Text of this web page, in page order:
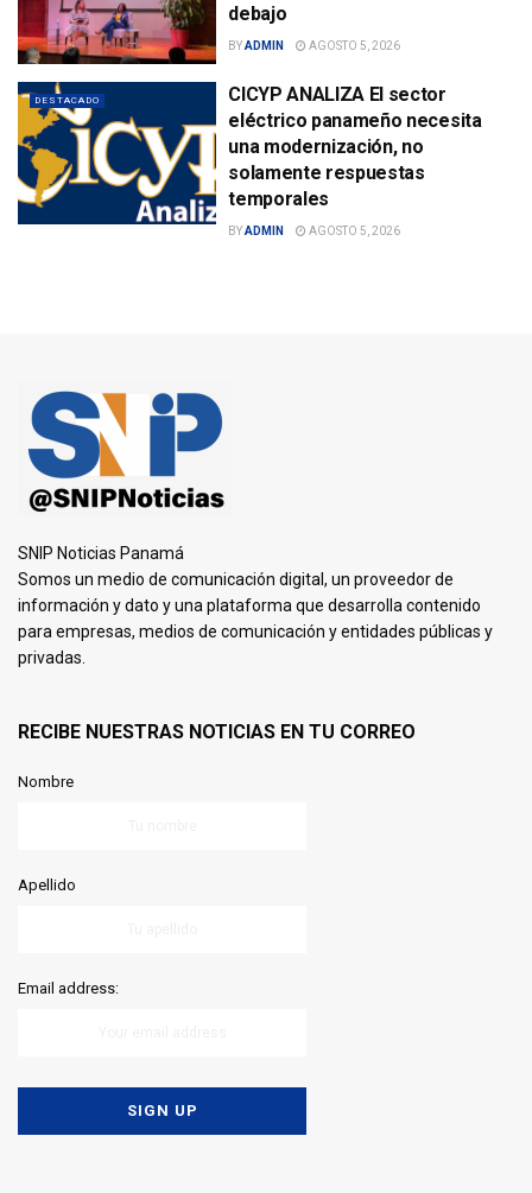
debajo
BYADMIN AGOSTO 5, 2026
DESTACADO
CICYP ANALIZA El sector
eléctrico panameño necesita
una modernización, no
solamente respuestas
temporales
BYADMIN AGOSTO 5, 2026
SNIP Noticias Panamá
Somos un medio de comunicación digital, un proveedor de
información y dato y una plataforma que desarrolla contenido
para empresas, medios de comunicación y entidades públicas y
privadas.
RECIBE NUESTRAS NOTICIAS EN TU CORREO
Nombre
Apellido
Email address: